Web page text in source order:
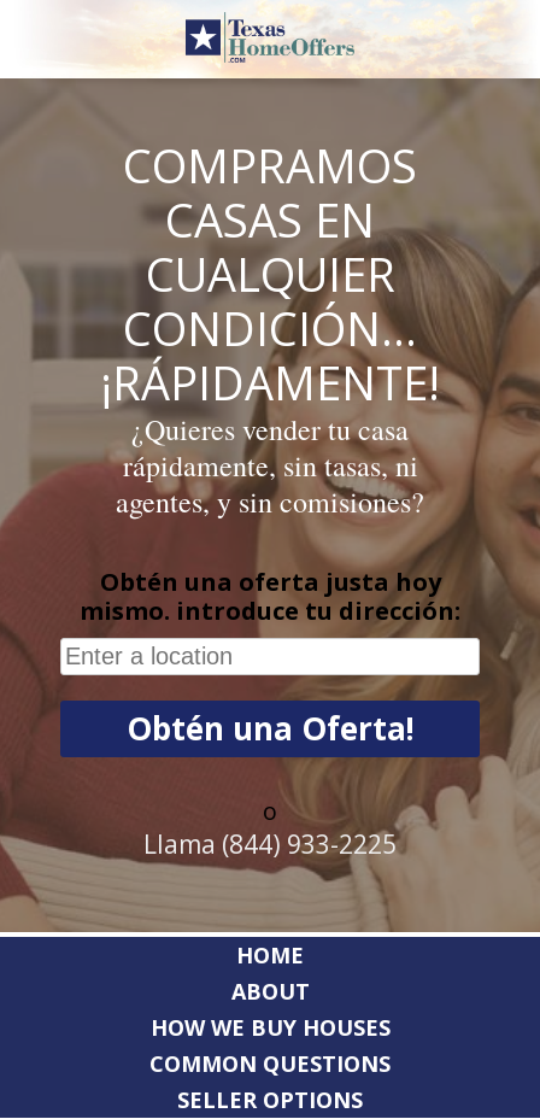
content
COMPRAMOS
CASAS EN
CUALQUIER
CONDICIÓN…
¡RÁPIDAMENTE!
¿Quieres vender tu casa
rápidamente, sin tasas, ni
agentes, y sin comisiones?
Obtén una oferta justa hoy
mismo. introduce tu dirección:
o
Llama (844) 933-2225
HOME
ABOUT
HOW WE BUY HOUSES
COMMON QUESTIONS
SELLER OPTIONS